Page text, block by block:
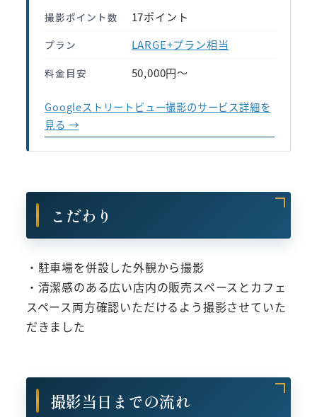
撮影ポイント数 17ポイント
プラン LARGE+プラン相当
料金目安 50,000円〜
Googleストリートビュー撮影のサービス詳細を
見る →
こだわり
・駐車場を併設した外観から撮影
・清潔感のある広い店内の販売スペースとカフェ
スペース両方確認いただけるよう撮影させていた
だきました
撮影当日までの流れ